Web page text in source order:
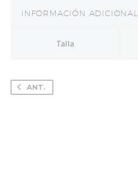
INFORMACIÓN ADICIONAL
Talla
ANT.